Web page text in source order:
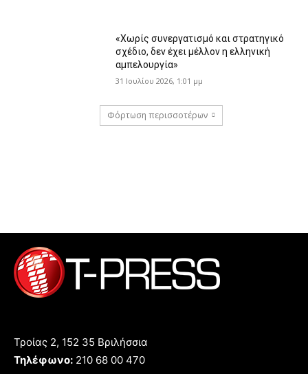
«Χωρίς συνεργατισμό και στρατηγικό
σχέδιο, δεν έχει μέλλον η ελληνική
αμπελουργία»
31 Ιουλίου 2026, 1:01 μμ
Φόρτωση περισσοτέρων
Τροίας 2, 152 35 Βριλήσσια
Τηλέφωνο: 210 68 00 470